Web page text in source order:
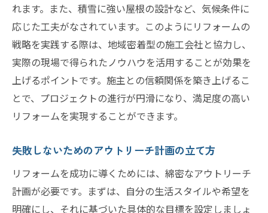
れます。また、積雪に強い屋根の設計など、気候条件に
応じた工夫がなされています。このようにリフォームの
戦略を実践する際は、地域密着型の施工会社と協力し、
実際の現場で得られたノウハウを活用することが効果を
上げるポイントです。施主との信頼関係を築き上げるこ
とで、プロジェクトの進行が円滑になり、満足度の高い
リフォームを実現することができます。
失敗しないためのアウトリーチ計画の立て方
リフォームを成功に導くためには、綿密なアウトリーチ
計画が必要です。まずは、自分の生活スタイルや希望を
明確にし、それに基づいた具体的な目標を設定しましょ